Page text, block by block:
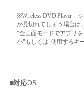
※Wireless DVD Player
が見切れてしまう場合は、
"全画面モードでアプリ
小"もしくは"使用するキ
■対応OS